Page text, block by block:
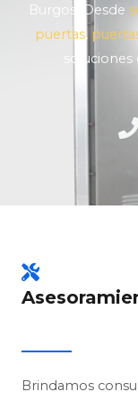
Burgos. Desde
puertas,
Brindamos